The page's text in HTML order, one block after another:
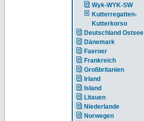
Wyk-WYK-SW
Kutterregatten-
Kutterkorso
Deutschland Ostsee
Dänemark
Faeroer
Frankreich
Großbritanien
Irland
Island
Litauen
Niederlande
Norwegen